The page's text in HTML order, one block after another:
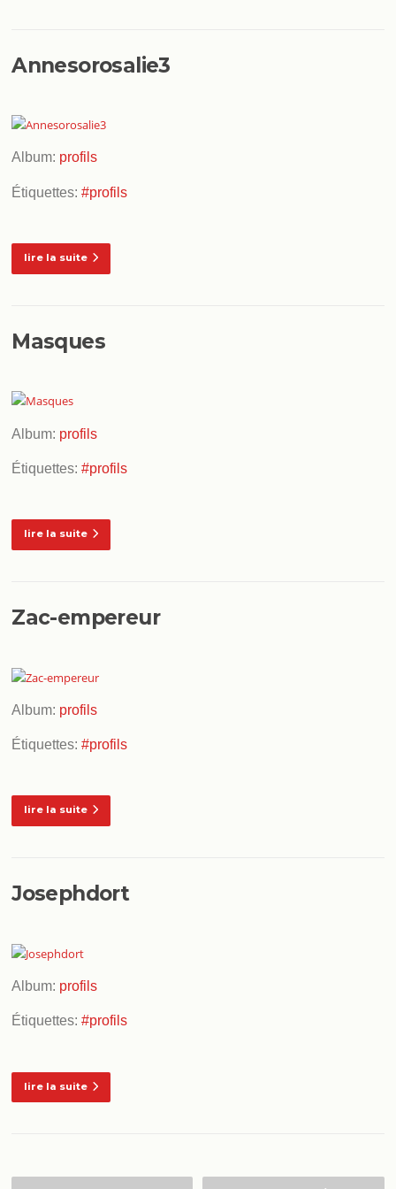
Annesorosalie3
Album: profils
Étiquettes: #profils
lire la suite
Masques
Album: profils
Étiquettes: #profils
lire la suite
Zac-empereur
Album: profils
Étiquettes: #profils
lire la suite
Josephdort
Album: profils
Étiquettes: #profils
lire la suite